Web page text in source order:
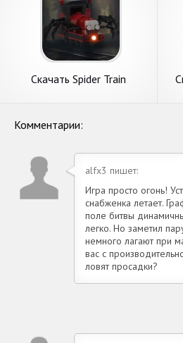
Скачать Spider Train
Комментарии:
alfx3 пишет:
Игра просто огонь!
снабженка летает.
поле битвы
легко. Но заметил
немного лагают при
вас с
ловят просадки?